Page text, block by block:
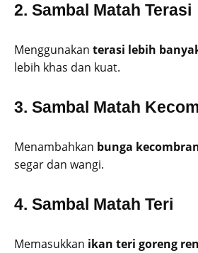
2. Sambal Matah Terasi
Menggunakan terasi lebih
lebih khas dan kuat.
3. Sambal Matah
Menambahkan bunga
segar dan wangi.
4. Sambal Matah Teri
Memasukkan ikan teri goreng